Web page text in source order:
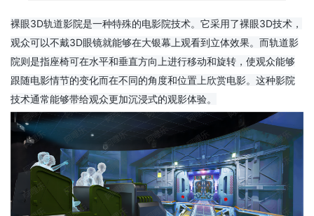
裸眼3D轨道影院是一种特殊的电影院技术。它采用了裸眼3D技术，
观众可以不戴3D眼镜就能够在大银幕上观看到立体效果。而轨道影
院则是指座椅可在水平和垂直方向上进行移动和旋转，使观众能够
跟随电影情节的变化而在不同的角度和位置上欣赏电影。这种影院
技术通常能够带给观众更加沉浸式的观影体验。